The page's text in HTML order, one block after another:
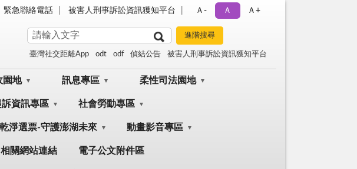
緊急聯絡電話 被害人刑事訴訟資訊獲知平台 Ａ- Ａ Ａ+
臺灣社交距離App odt odf 偵結公告 被害人刑事訴訟資訊獲知平台
園地 訊息專區 柔性司法園地
資訊專區 社會勞動專區
淨選票-守護澎湖未來 動畫影音專區
相關網站連結 電子公文附件區